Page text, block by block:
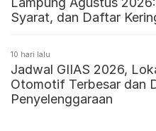
Syarat, dan Daftar
10 hari lalu
Jadwal GIIAS 2026,
Otomotif Terbesar dan
Penyelenggaraan